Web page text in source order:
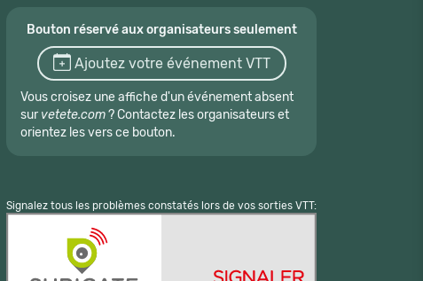
Bouton réservé aux organisateurs seulement
Ajoutez votre événement VTT
Vous croisez une affiche d'un événement absent
sur vetete.com? Contactez les organisateurs et
orientez les vers ce bouton.
Signalez tous les problèmes constatés lors de vos sorties VTT: